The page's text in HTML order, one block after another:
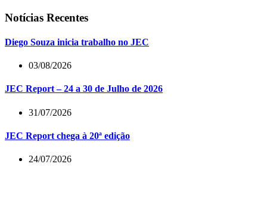
Notícias Recentes
Diego Souza inicia trabalho no JEC
03/08/2026
JEC Report – 24 a 30 de Julho de 2026
31/07/2026
JEC Report chega à 20ª edição
24/07/2026